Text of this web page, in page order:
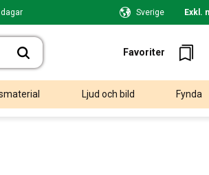
Sverige Exkl.
Favoriter
Ljud och bild Fynda